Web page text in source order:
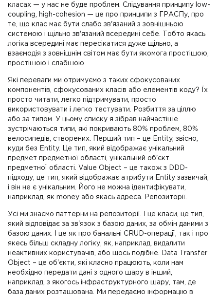
класах — у нас не буде проблем. Слідування принципу low-
coupling, high-cohesion — це про принципи з ГРАСПу, про
те, що клас має бути слабо зв'язаний з зовнішньою
системою і щільно зв'язаний всередині себе. Тобто якась
логіка всередині має пересікатися дуже щільно, а
взаємодія з зовнішнім світом має бути якомога простішою,
простішою і слабшою.
Які переваги ми отримуємо з таких сфокусованих
компонентів, сфокусованих класів або елементів коду? Їх
просто читати, легко підтримувати, просто
використовувати і легко тестувати. Розбиття за ціллю
або за типом. У цьому списку я зібрав найчастіше
зустрічаються типи, які покривають 80% проблем, 80%
велосипедів, створених. Перший тип – це Entity, звісно,
куди без Entity. Це тип, який відображає унікальний
предмет предметної області, унікальний об'єкт
предметної області. Value Object – це також з DDD-
підходу, це тип, який відображає атрибути Entity зазвичай,
і він не є унікальним. Його не можна ідентифікувати,
наприклад, як money або якась адреса. Репозиторії.
Усі ми знаємо паттерни на репозиторії. І це класи, це тип,
який відповідає за зв'язок з базою даних, за обмін даними з
базою даних. І це як про банальні CRUD-операції, так і про
якесь більш складну логіку, як, наприклад, видалити
неактивних користувачів, або щось подібне. Data Transfer
Object – це об'єкти, які класно працюють, коли нам
необхідно передати дані з одного шару в інший,
наприклад, з якогось інфраструктурного шару, там, де
база даних розташована. Ми передаємо інформацію в